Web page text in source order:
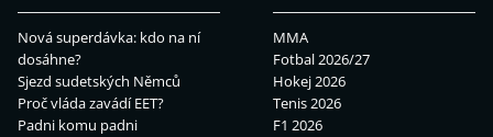
Nová superdávka: kdo na ní
dosáhne?
Sjezd sudetských Němců
Proč vláda zavádí EET?
Padni komu padni
MMA
Fotbal 2026/27
Hokej 2026
Tenis 2026
F1 2026